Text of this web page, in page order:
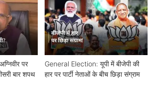
पर
बार शपथ
General Election: यूपी में बीजेपी की
हार पर पार्टी नेताओं के बीच छिड़ा संग्राम